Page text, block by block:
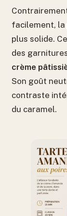
facilement,
plus solide.
des
crème
Son goût
contraste
du caramel.